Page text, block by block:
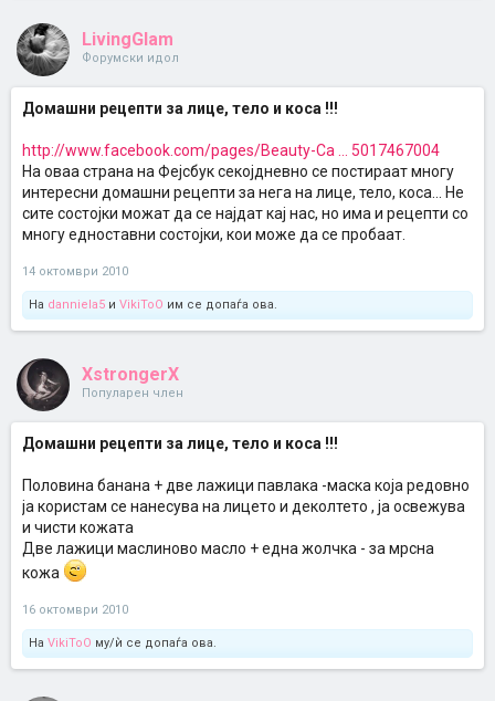
LivingGlam
Форумски идол
Домашни рецепти за лице, тело и коса !!!
http://www.facebook.com/pages/Beauty-Ca ... 5017467004
На оваа страна на Фејсбук секојдневно се постираат многу
интересни домашни рецепти за нега на лице, тело, коса... Не
сите состојки можат да се најдат кај нас, но има и рецепти со
многу едноставни состојки, кои може да се пробаат.
14 октомври 2010
На danniela5 и VikiToO им се допаѓа ова.
XstrongerX
Популарен член
Домашни рецепти за лице, тело и коса !!!
Половина банана + две лажици павлака -маска која редовно
ја користам се нанесува на лицето и деколтето , ја освежува
и чисти кожата
Две лажици маслиново масло + една жолчка - за мрсна
кожа
16 октомври 2010
На VikiToO му/ѝ се допаѓа ова.